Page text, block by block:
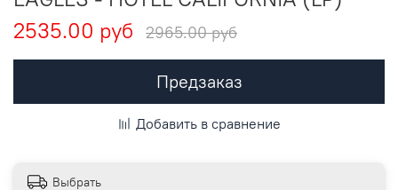
2535.00 руб
2965.00 руб
Предзаказ
Добавить в сравнение
Выбрать